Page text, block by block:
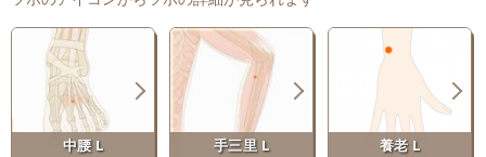
中腰 L 手三里 L 養老 L